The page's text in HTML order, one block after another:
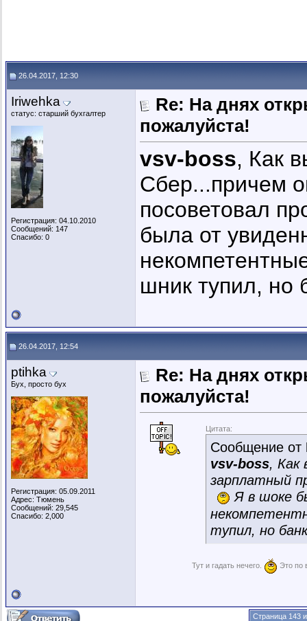
26.04.2017, 12:30
Iriwehka
статус: старший бухгалтер
Регистрация: 04.10.2010
Сообщений: 147
Спасибо: 0
Re: На днях
пожалуйста!
vsv-boss, Как
Сбер...причем
посоветовал
была от
шник тупил, но
26.04.2017, 12:54
ptihka
Бух, просто бух
Регистрация: 05.09.2011
Адрес: Тюмень
Сообщений: 29,545
Спасибо: 2,000
Re: На днях
пожалуйста!
Цитата:
Сообщение от
vsv-boss, Как
зарплатный
Я в шоке
тупил, но
Тут и гадать нечего. Это по
Страница 143